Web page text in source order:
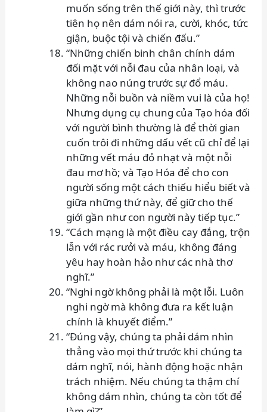
muốn sống trên thế giới này, thì trước
tiên họ nên dám nói ra, cười, khóc, tức
giận, buộc tội và chiến đấu.”
“Những chiến binh chân chính dám
đối mặt với nỗi đau của nhân loại, và
không nao núng trước sự đổ máu.
Những nỗi buồn và niềm vui là của họ!
Nhưng dụng cụ chung của Tạo hóa đối
với người bình thường là để thời gian
cuốn trôi đi những dấu vết cũ chỉ để lại
những vết máu đỏ nhạt và một nỗi
đau mơ hồ; và Tạo Hóa để cho con
người sống một cách thiếu hiểu biết và
giữa những thứ này, để giữ cho thế
giới gần như con người này tiếp tục.”
“Cách mạng là một điều cay đắng, trộn
lẫn với rác rưởi và máu, không đáng
yêu hay hoàn hảo như các nhà thơ
nghĩ.”
“Nghi ngờ không phải là một lỗi. Luôn
nghi ngờ mà không đưa ra kết luận
chính là khuyết điểm.”
“Đúng vậy, chúng ta phải dám nhìn
thẳng vào mọi thứ trước khi chúng ta
dám nghĩ, nói, hành động hoặc nhận
trách nhiệm. Nếu chúng ta thậm chí
không dám nhìn, chúng ta còn tốt để